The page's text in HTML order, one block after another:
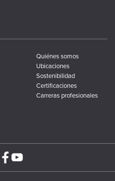
Quiénes somos
Ubicaciones
Sostenibilidad
Certificaciones
Carreras profesionales